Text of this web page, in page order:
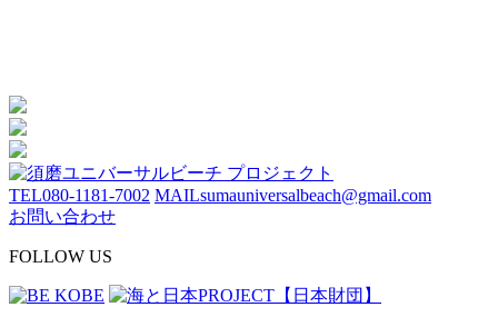
TEL080-1181-7002 MAILsumauniversalbeach@gmail.com
お問い合わせ
FOLLOW US